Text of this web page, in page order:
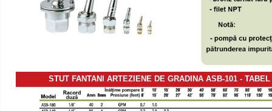
STUT FANTANI ARTEZIENE DE GRADINA ASB-101 -